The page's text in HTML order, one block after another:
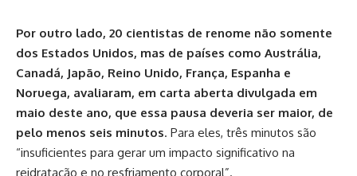
Por outro lado, 20 cientistas de renome não somente
dos Estados Unidos, mas de países como Austrália,
Canadá, Japão, Reino Unido, França, Espanha e
Noruega, avaliaram, em carta aberta divulgada em
maio deste ano, que essa pausa deveria ser maior, de
pelo menos seis minutos. Para eles, três minutos são
“insuficientes para gerar um impacto significativo na
reidratação e no resfriamento corporal”.